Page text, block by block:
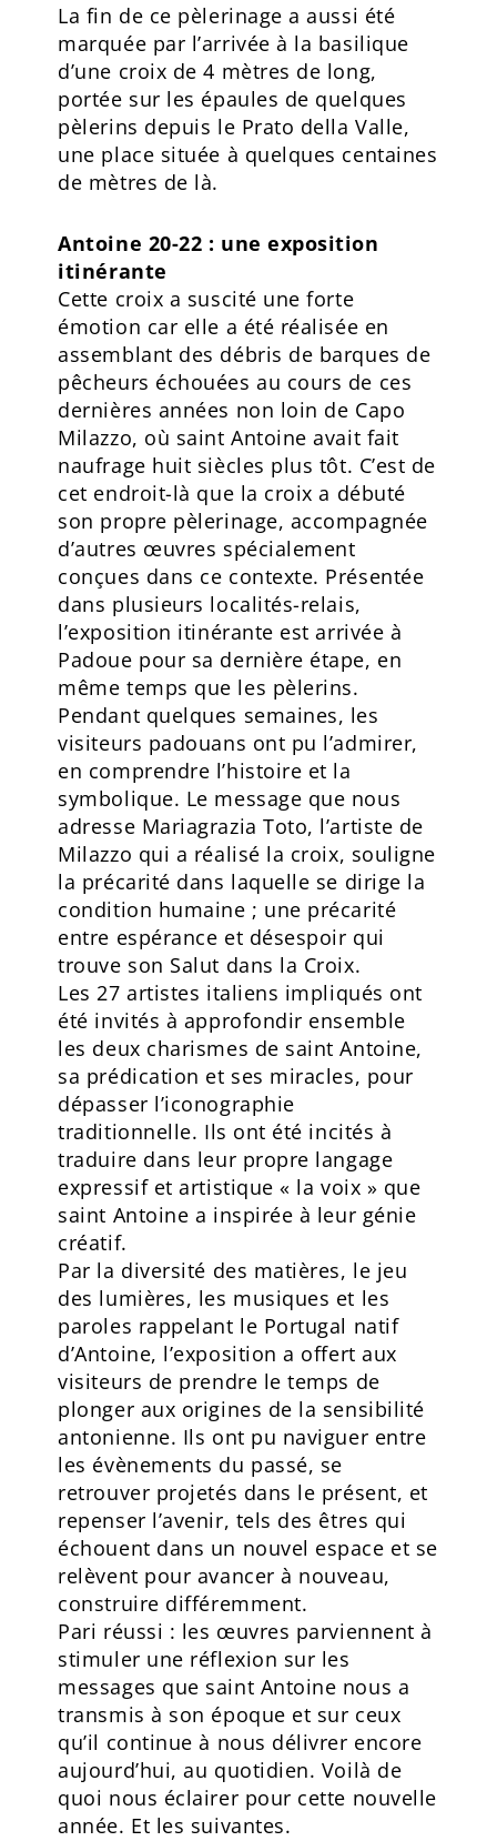
La fin de ce pèlerinage a aussi été
marquée par l’arrivée à la basilique
d’une croix de 4 mètres de long,
portée sur les épaules de quelques
pèlerins depuis le Prato della Valle,
une place située à quelques centaines
de mètres de là.
Antoine 20-22 : une exposition
itinérante
Cette croix a suscité une forte
émotion car elle a été réalisée en
assemblant des débris de barques de
pêcheurs échouées au cours de ces
dernières années non loin de Capo
Milazzo, où saint Antoine avait fait
naufrage huit siècles plus tôt. C’est de
cet endroit-là que la croix a débuté
son propre pèlerinage, accompagnée
d’autres œuvres spécialement
conçues dans ce contexte. Présentée
dans plusieurs localités-relais,
l’exposition itinérante est arrivée à
Padoue pour sa dernière étape, en
même temps que les pèlerins.
Pendant quelques semaines, les
visiteurs padouans ont pu l’admirer,
en comprendre l’histoire et la
symbolique. Le message que nous
adresse Mariagrazia Toto, l’artiste de
Milazzo qui a réalisé la croix, souligne
la précarité dans laquelle se dirige la
condition humaine ; une précarité
entre espérance et désespoir qui
trouve son Salut dans la Croix.
Les 27 artistes italiens impliqués ont
été invités à approfondir ensemble
les deux charismes de saint Antoine,
sa prédication et ses miracles, pour
dépasser l’iconographie
traditionnelle. Ils ont été incités à
traduire dans leur propre langage
expressif et artistique « la voix » que
saint Antoine a inspirée à leur génie
créatif.
Par la diversité des matières, le jeu
des lumières, les musiques et les
paroles rappelant le Portugal natif
d’Antoine, l’exposition a offert aux
visiteurs de prendre le temps de
plonger aux origines de la sensibilité
antonienne. Ils ont pu naviguer entre
les évènements du passé, se
retrouver projetés dans le présent, et
repenser l’avenir, tels des êtres qui
échouent dans un nouvel espace et se
relèvent pour avancer à nouveau,
construire différemment.
Pari réussi : les œuvres parviennent à
stimuler une réflexion sur les
messages que saint Antoine nous a
transmis à son époque et sur ceux
qu’il continue à nous délivrer encore
aujourd’hui, au quotidien. Voilà de
quoi nous éclairer pour cette nouvelle
année. Et les suivantes.